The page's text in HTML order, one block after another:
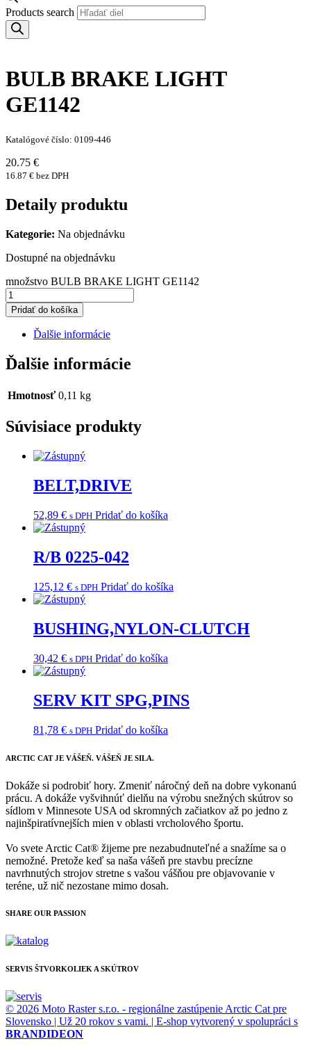
Products search
BULB BRAKE LIGHT
GE1142
Katalógové číslo: 0109-446
20.75 €
16.87 € bez DPH
Detaily produktu
Kategorie: Na objednávku
Dostupné na objednávku
množstvo BULB BRAKE LIGHT GE1142
Pridať do košíka
Ďalšie informácie
Ďalšie informácie
Hmotnosť 0,11 kg
Súvisiace produkty
BELT,DRIVE
52,89 € s DPH Pridať do košíka
R/B 0225-042
125,12 € s DPH Pridať do košíka
BUSHING,NYLON-CLUTCH
30,42 € s DPH Pridať do košíka
SERV KIT SPG,PINS
81,78 € s DPH Pridať do košíka
ARCTIC CATJE VÁŠEŇ. VÁŠEŇ JE SILA.
Dokáže si podrobiť hory. Zmeniť náročný deň na dobre vykonanú
prácu. A dokáže vyšvihnúť dielňu na výrobu snežných skútrov so
sídlom v Minnesote USA od skromných začiatkov až po jedno z
najinšpiratívnejších mien v oblasti vrcholového športu.
Vo svete Arctic Cat® žijeme pre nezabudnuteľné a snažíme sa o
nemožné. Pretože keď sa naša vášeň pre stavbu precízne
navrhnutých strojov stretne s vašou vášňou pre objavovanie v
teréne, už nič nezostane mimo dosah.
SHARE OUR PASSION
SERVIS ŠTVORKOLIEK A SKÚTROV
© 2026 Moto Raster s.r.o. - regionálne zastúpenie Arctic Cat pre
Slovensko | Už 20 rokov s vami. | E-shop vytvorený v spolupráci s
BRANDIDEON